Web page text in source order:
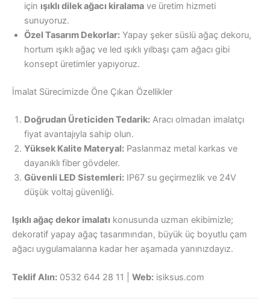
için ışıklı dilek ağacı kiralama ve üretim hizmeti
sunuyoruz.
Özel Tasarım Dekorlar: Yapay şeker süslü ağaç dekoru,
hortum ışıklı ağaç ve led ışıklı yılbaşı çam ağacı gibi
konsept üretimler yapıyoruz.
İmalat Sürecimizde Öne Çıkan Özellikler
Doğrudan Üreticiden Tedarik: Aracı olmadan imalatçı
fiyat avantajıyla sahip olun.
Yüksek Kalite Materyal: Paslanmaz metal karkas ve
dayanıklı fiber gövdeler.
Güvenli LED Sistemleri: IP67 su geçirmezlik ve 24V
düşük voltaj güvenliği.
Işıklı ağaç dekor imalatı konusunda uzman ekibimizle;
dekoratif yapay ağaç tasarımından, büyük üç boyutlu çam
ağacı uygulamalarına kadar her aşamada yanınızdayız.
Teklif Alın: 0532 644 28 11 | Web: isiksus.com